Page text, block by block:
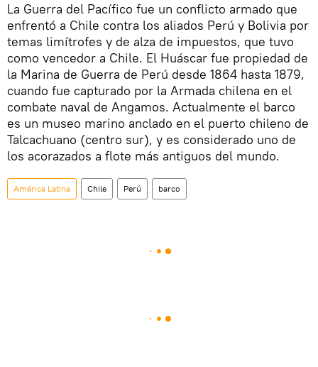
La Guerra del Pacífico fue un conflicto armado que
enfrentó a Chile contra los aliados Perú y Bolivia por
temas limítrofes y de alza de impuestos, que tuvo
como vencedor a Chile. El Huáscar fue propiedad de
la Marina de Guerra de Perú desde 1864 hasta 1879,
cuando fue capturado por la Armada chilena en el
combate naval de Angamos. Actualmente el barco
es un museo marino anclado en el puerto chileno de
Talcachuano (centro sur), y es considerado uno de
los acorazados a flote más antiguos del mundo.
América Latina Chile Perú barco